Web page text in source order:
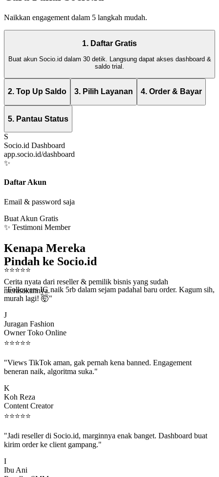
Naikkan engagement dalam 5 langkah mudah.
1. Daftar Gratis
Buat akun Socio.id dalam 30 detik. Langsung dapat akses dashboard &
saldo trial.
2. Top Up Saldo 3. Pilih Layanan 4. Order & Bayar
5. Pantau Status
S
Socio.id Dashboard
app.socio.id/dashboard
✨
Daftar Akun
Email & password saja
Buat Akun Gratis
✨ Testimoni Member
Kenapa Mereka
Pindah ke Socio.id
Cerita nyata dari reseller & pemilik bisnis yang sudah
merasakannya.
⭐⭐⭐⭐⭐
"Followers IG naik 5rb dalam sejam padahal baru order. Kagum sih,
murah lagi! 🤯"
Juragan Fashion
Owner Toko Online
⭐⭐⭐⭐ ⭐
beneran naik, algoritma suka."
Koh Reza
Content Creator
⭐⭐⭐⭐⭐
kirim order ke client gampang."
Ibu Ani
Reseller SMM